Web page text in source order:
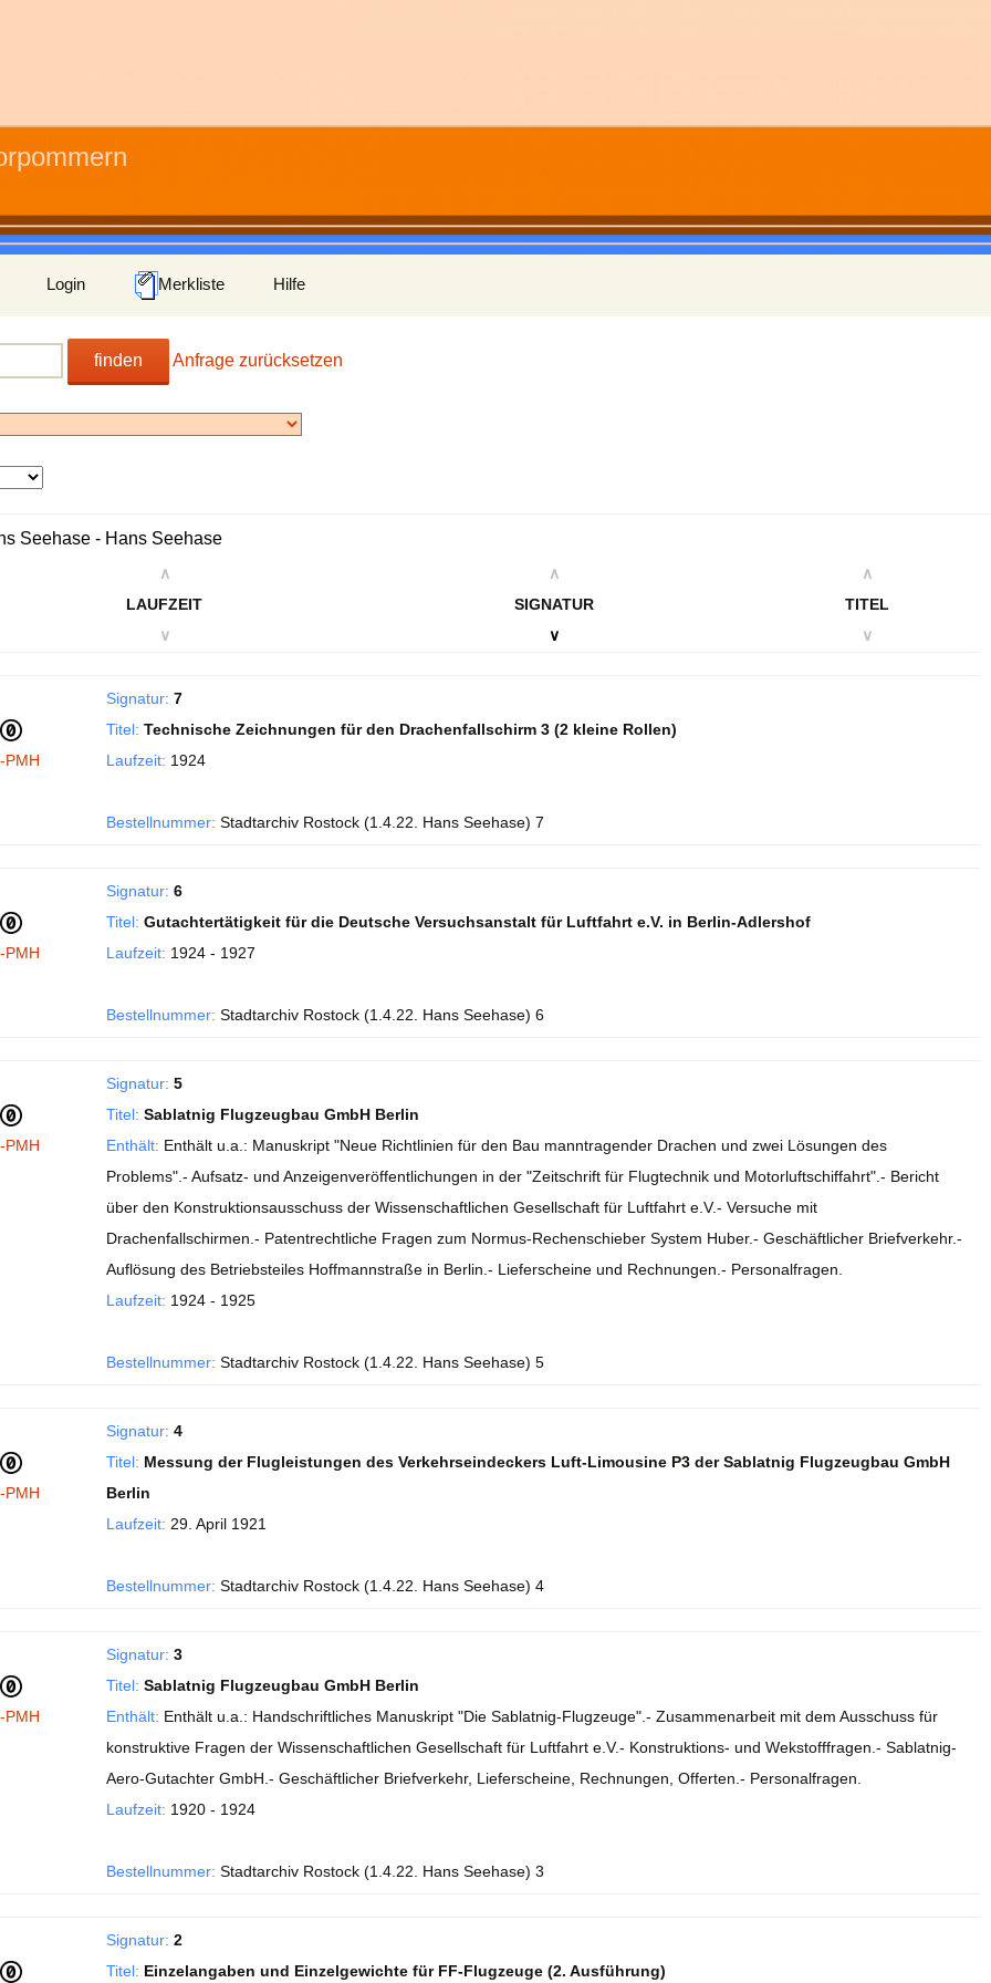
Login Merkliste Hilfe
finden Anfrage zurücksetzen
Seehase - Hans Seehase
∧
LAUFZEIT
∨
∧
SIGNATUR
∨
∧
TITEL
∨
PMH
Signatur: 7
Titel: Technische Zeichnungen für den Drachenfallschirm 3 (2 kleine Rollen)
Laufzeit: 1924
Bestellnummer: Stadtarchiv Rostock (1.4.22. Hans Seehase) 7
PMH
Signatur: 6
Titel: Gutachtertätigkeit für die Deutsche Versuchsanstalt für Luftfahrt e.V. in Berlin-Adlershof
Laufzeit: 1924 - 1927
Bestellnummer: Stadtarchiv Rostock (1.4.22. Hans Seehase) 6
PMH
Signatur: 5
Titel: Sablatnig Flugzeugbau GmbH Berlin
Enthält: Enthält u.a.: Manuskript "Neue Richtlinien für den Bau manntragender Drachen und zwei Lösungen des
Problems".- Aufsatz- und Anzeigenveröffentlichungen in der "Zeitschrift für Flugtechnik und Motorluftschiffahrt".- Bericht
über den Konstruktionsausschuss der Wissenschaftlichen Gesellschaft für Luftfahrt e.V.- Versuche mit
Drachenfallschirmen.- Patentrechtliche Fragen zum Normus-Rechenschieber System Huber.- Geschäftlicher Briefverkehr.-
Auflösung des Betriebsteiles Hoffmannstraße in Berlin.- Lieferscheine und Rechnungen.- Personalfragen.
Laufzeit: 1924 - 1925
Bestellnummer: Stadtarchiv Rostock (1.4.22. Hans Seehase) 5
PMH
Signatur: 4
Titel: Messung der Flugleistungen des Verkehrseindeckers Luft-Limousine P3 der Sablatnig Flugzeugbau GmbH
Berlin
Laufzeit: 29. April 1921
Bestellnummer: Stadtarchiv Rostock (1.4.22. Hans Seehase) 4
PMH
Signatur: 3
Titel: Sablatnig Flugzeugbau GmbH Berlin
Enthält: Enthält u.a.: Handschriftliches Manuskript "Die Sablatnig-Flugzeuge".- Zusammenarbeit mit dem Ausschuss für
konstruktive Fragen der Wissenschaftlichen Gesellschaft für Luftfahrt e.V.- Konstruktions- und Wekstofffragen.- Sablatnig-
Aero-Gutachter GmbH.- Geschäftlicher Briefverkehr, Lieferscheine, Rechnungen, Offerten.- Personalfragen.
Laufzeit: 1920 - 1924
Bestellnummer: Stadtarchiv Rostock (1.4.22. Hans Seehase) 3
Signatur: 2
Titel: Einzelangaben und Einzelgewichte für FF-Flugzeuge (2. Ausführung)